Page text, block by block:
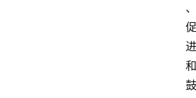
、
促
进
和
鼓